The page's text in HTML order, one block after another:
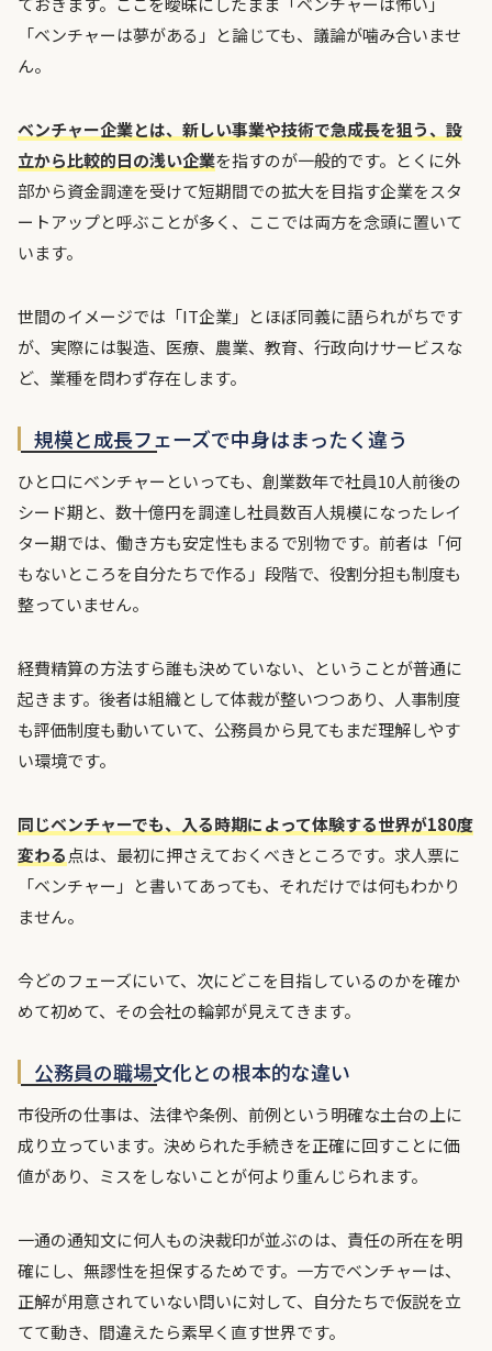
「ベンチャーは夢がある」と論じても、議論が噛み合いませ
ん。
ベンチャー企業とは、新しい事業や技術で急成長を狙う、設
立から比較的日の浅い企業を指すのが一般的です。とくに外
部から資金調達を受けて短期間での拡大を目指す企業をスタ
ートアップと呼ぶことが多く、ここでは両方を念頭に置いて
います。
世間のイメージでは「IT企業」とほぼ同義に語られがちです
が、実際には製造、医療、農業、教育、行政向けサービスな
ど、業種を問わず存在します。
規模と成長フェーズで中身はまったく違う
ひと口にベンチャーといっても、創業数年で社員10人前後の
シード期と、数十億円を調達し社員数百人規模になったレイ
ター期では、働き方も安定性もまるで別物です。前者は「何
もないところを自分たちで作る」段階で、役割分担も制度も
整っていません。
経費精算の方法すら誰も決めていない、ということが普通に
起きます。後者は組織として体裁が整いつつあり、人事制度
も評価制度も動いていて、公務員から見てもまだ理解しやす
い環境です。
同じベンチャーでも、入る時期によって体験する世界が180度
変わる点は、最初に押さえておくべきところです。求人票に
「ベンチャー」と書いてあっても、それだけでは何もわかり
ません。
今どのフェーズにいて、次にどこを目指しているのかを確か
めて初めて、その会社の輪郭が見えてきます。
公務員の職場文化との根本的な違い
市役所の仕事は、法律や条例、前例という明確な土台の上に
成り立っています。決められた手続きを正確に回すことに価
値があり、ミスをしないことが何より重んじられます。
一通の通知文に何人もの決裁印が並ぶのは、責任の所在を明
確にし、無謬性を担保するためです。一方でベンチャーは、
正解が用意されていない問いに対して、自分たちで仮説を立
てて動き、間違えたら素早く直す世界です。